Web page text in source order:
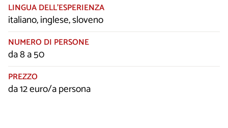
LINGUA DELL’ESPERIENZA
italiano, inglese, sloveno
NUMERO DI PERSONE
da 8 a 50
PREZZO
da 12 euro/a persona